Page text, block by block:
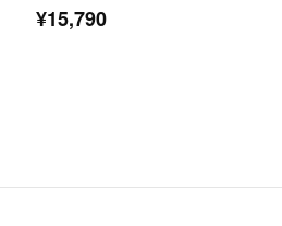
¥15,790